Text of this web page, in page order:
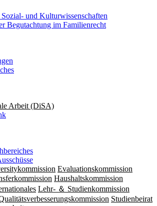
und Kulturwissenschaften
Begutachtung im Familienrecht
Arbeit (DiSA)
Evaluationskommission
Haushaltskommission
Lehr- ＆ Studienkommission
Studienbeirat